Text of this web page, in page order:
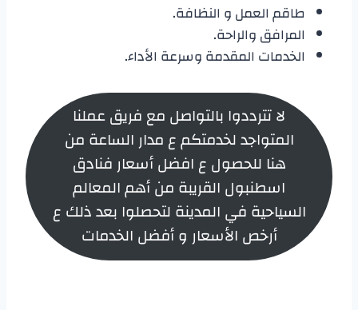
طاقم العمل و النظافة.
المرافق والراحة.
الخدمات المقدمة وسرعة الأداء.
لا تترددوا بالتواصل مع فريق عملنا
المتواجد لخدمتكم ع مدار الساعة من
هنا للحصول ع افضل أسعار فنادق
اسطنبول القريبة من أهم المعالم
السياحية في المدينة لتحصلوا بعد ذلك ع
أرخص الأسعار و أفضل الخدمات